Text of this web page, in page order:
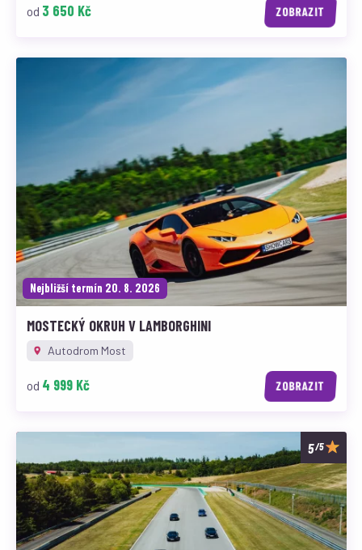
od 3 650 Kč ZOBRAZIT
Nejbližší termín 20. 8. 2026
MOSTECKÝ OKRUH V LAMBORGHINI
Autodrom Most
od 4 999 Kč ZOBRAZIT
/5